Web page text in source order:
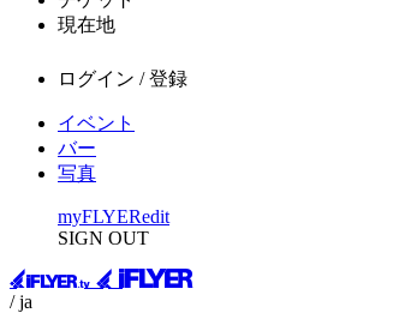
現在地
ログイン / 登録
イベント
バー
写真
myFLYERedit
SIGN OUT
/ ja